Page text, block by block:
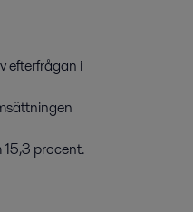
efterfrågan i
15,3 procent.